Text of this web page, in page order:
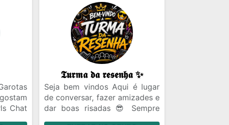
Chat
𝕿𝖚𝖗𝖒𝖆 𝖉𝖆 𝖗𝖊𝖘𝖊𝖓𝖍𝖆 ✨
Seja bem vindos Aqui é lugar
de conversar, fazer amizades e
dar boas risadas 😎 Sempre